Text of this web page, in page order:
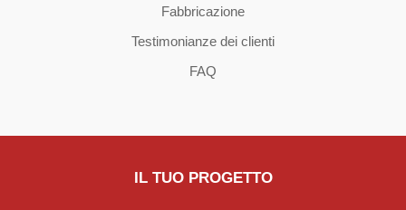
Fabbricazione
Testimonianze dei clienti
FAQ
IL TUO PROGETTO